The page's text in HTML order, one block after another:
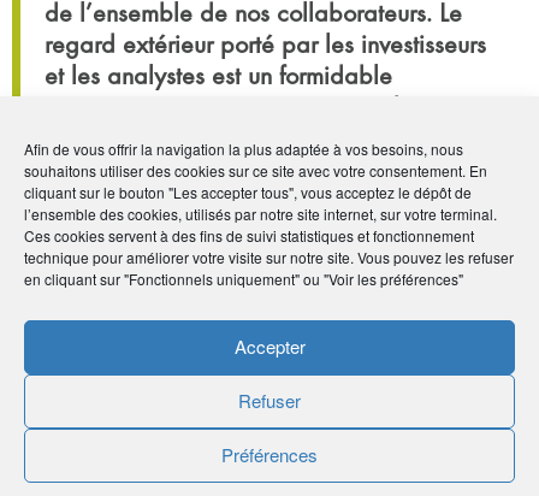
Afin de vous offrir la navigation la plus adaptée à vos besoins, nous
souhaitons utiliser des cookies sur ce site avec votre consentement. En
cliquant sur le bouton "Les accepter tous", vous acceptez le dépôt de
l’ensemble des cookies, utilisés par notre site internet, sur votre terminal.
Ces cookies servent à des fins de suivi statistiques et fonctionnement
technique pour améliorer votre visite sur notre site. Vous pouvez les refuser
en cliquant sur "Fonctionnels uniquement" ou "Voir les préférences"
Accepter
Refuser
Préférences
de l’ensemble de nos collaborateurs. Le
regard extérieur porté par les investisseurs
et les analystes est un formidable
encouragement pour tous, gage de
confiance pour nos assurés. »
André Renaudin, Directeur général d’AG2R
LA MONDIALE
Par :
Imprimer